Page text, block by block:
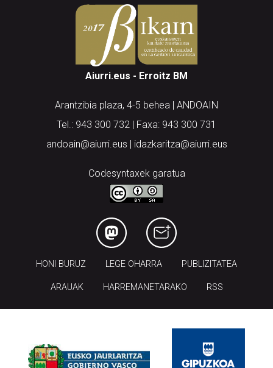
Aiurri.eus - Erroitz BM
Arantzibia plaza, 4-5 behea | ANDOAIN
Tel.: 943 300 732 | Faxa: 943 300 731
andoain@aiurri.eus | idazkaritza@aiurri.eus
Codesyntaxek garatua
HONI BURUZ LEGE OHARRA PUBLIZITATEA
ARAUAK HARREMANETARAKO RSS